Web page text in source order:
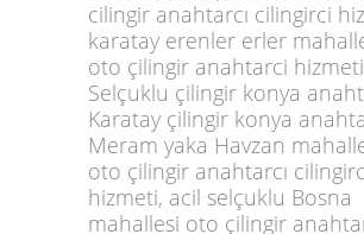
cilingir anahtarcı cilingirci
karatay erenler erler
oto çilingir anahtarci
Selçuklu çilingir konya
Karatay çilingir konya
Meram yaka Havzan
oto çilingir anahtarcı
hizmeti, acil selçuklu Bosna
mahallesi oto çilingir